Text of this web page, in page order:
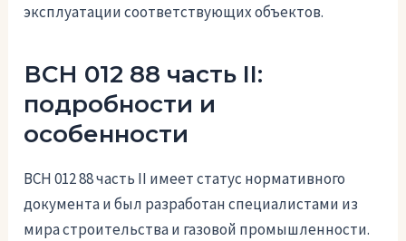
эксплуатации соответствующих объектов.
ВСН 012 88 часть II:
подробности и
особенности
ВСН 012 88 часть II имеет статус нормативного
документа и был разработан специалистами из
мира строительства и газовой промышленности.